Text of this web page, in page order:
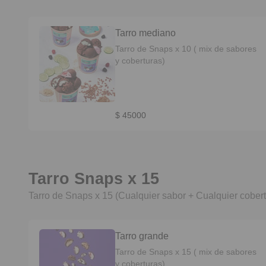
Tarro mediano
Tarro de Snaps x 10 ( mix de sabores
y coberturas)
$ 45000
Tarro Snaps x 15
Tarro de Snaps x 15 (Cualquier sabor + Cualquier
Tarro grande
Tarro de Snaps x 15 ( mix de sabores
y coberturas)